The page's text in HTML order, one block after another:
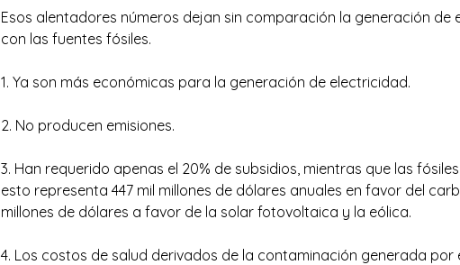
Esos alentadores números dejan sin comparación la generación de
con las fuentes fósiles.
1. Ya son más económicas para la generación de electricidad.
2. No producen emisiones.
3. Han requerido apenas el 20% de subsidios, mientras que las
esto representa 447 mil millones de dólares anuales en favor del
millones de dólares a favor de la solar fotovoltaica y la eólica.
4. Los costos de salud derivados de la contaminación generada por